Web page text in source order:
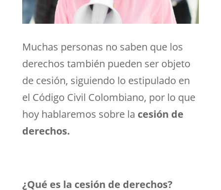
Muchas personas no saben que los
derechos también pueden ser objeto
de cesión, siguiendo lo estipulado en
el Código Civil Colombiano, por lo que
hoy hablaremos sobre la cesión de
derechos.
¿Qué es la cesión de derechos?